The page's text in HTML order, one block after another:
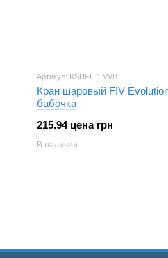
Артикул: KSHFE 1 VVB
Кран шаровый FIV
бабочка
215.94 цена грн
В наличии